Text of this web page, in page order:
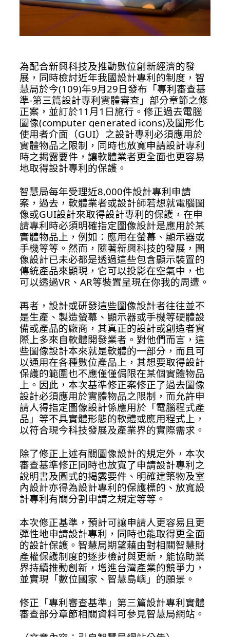
為配合新興科技及推動數位創新經濟的發
展，同時檢討近年我國設計專利的制度，智
慧局於今(109)年9月29日發布「專利審查基
準-第三篇設計專利實體審查」部分章節之修
正案，並訂於11月1日施行。修正過去電腦
圖像(computer generated icons)及圖形化
使用者介面（GUI）之設計專利必須應用於
實體物品之限制，同時也放寬申請設計專利
時之揭露要件，讓軟體業者更全面也更容易
地取得設計專利的保護。
智慧局每年受理近8,000件設計專利申請
案，過去，軟體業者或設計師若想就電腦圖
像或GUI設計來取得設計專利的保護，在申
請專利時必須明確指定圖像設計是應用於某
實體物品上，例如：應用在螢幕、顯示器或
手機等等。然而，隨著新興科技的發展，圖
像設計已未必都是透過這些包含顯示裝置的
傳統產品來顯現，它可以投影在空氣中，也
可以透過VR、AR等裝置呈現在你我的周遭。
再者，設計或研發這些圖像設計者往往並不
是生產、製造螢幕、顯示器或手機等硬體設
備或產品的廠商，其真正的設計或創造者實
際上多來自軟體開發業者。對他們而言，這
些圖像設計本來就是軟體的一部分，而且可
以通用在各種數位產品上，其想要取得設計
保護的範圍也不應僅僅侷限在某個實體物品
上。因此，本次基準修正案修正了過去圖像
設計必須應用於實體物品之限制，而允許申
請人得指定圖像設計係應用於「電腦程式產
品」等不具實體形態的軟體或應用程式上，
以符合現今科技發展及產業界的實際需求。
除了修正上述有關圖像設計的規定外，本次
審查基準修正同時也放寬了申請設計專利之
說明書及圖式的揭露要件、明確建築物及室
內設計亦得為設計專利的保護標的、放寬設
計專利有關分割申請之規定等等。
本次修正基準，預計可讓申請人更容易且更
彈性地申請設計專利，同時也能取得更全面
的設計保護。智慧局期望藉由對相關智慧財
產權保護制度的逐步檢討與更新，能協助業
界持續推動創新，增進台灣產業的競爭力，
並實現「數位國家、智慧島嶼」的願景。
修正「專利審查基準」第三篇設計專利實體
審查部分章節相關資料可參見智慧局網站。